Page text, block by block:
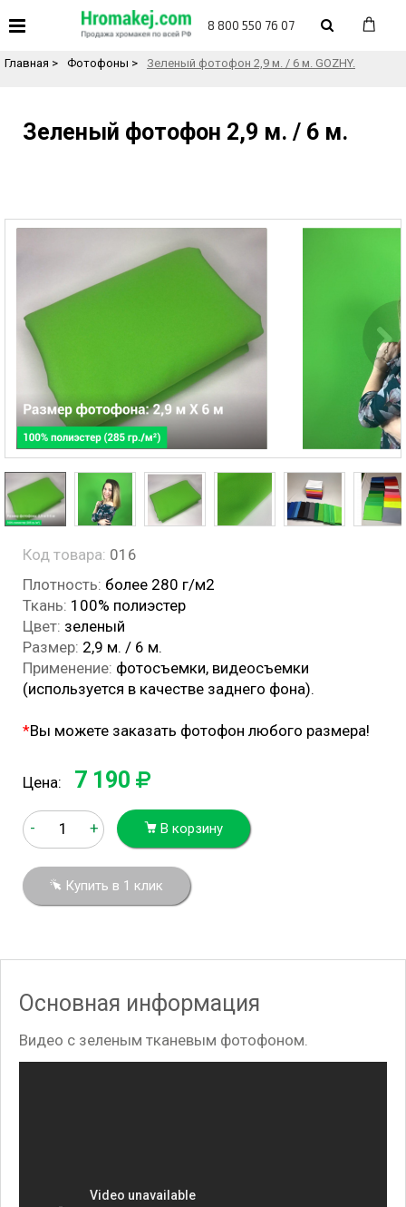
8 800 550 76 07
Назад в каталог товаров
Главная > Фотофоны > Зеленый фотофон 2,9 м. / 6 м. GOZHY.
Зеленый фотофон 2,9 м. / 6 м.
Код товара: 016
Плотность: более 280 г/м2
Ткань: 100% полиэстер
Цвет: зеленый
Размер: 2,9 м. / 6 м.
Применение: фотосъемки, видеосъемки
(используется в качестве заднего фона).
*Вы можете заказать фотофон любого размера!
Цена: 7 190
- + В корзину
Купить в 1 клик
Основная информация
Видео с зеленым тканевым фотофоном.